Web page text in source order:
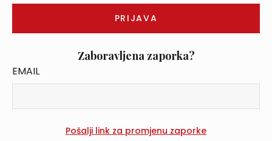
Zaboravljena zaporka?
EMAIL